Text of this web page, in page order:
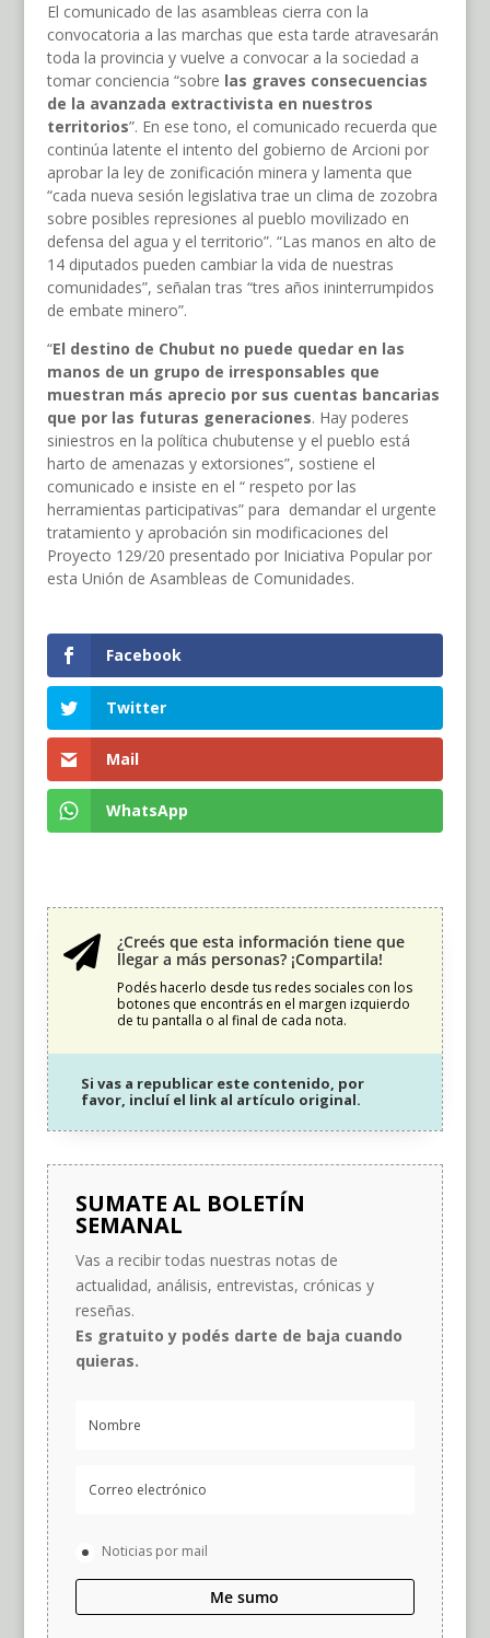
El comunicado de las asambleas cierra con la
convocatoria a las marchas que esta tarde atravesarán
toda la provincia y vuelve a convocar a la sociedad a
tomar conciencia “sobre las graves consecuencias
de la avanzada extractivista en nuestros
territorios”. En ese tono, el comunicado recuerda que
continúa latente el intento del gobierno de Arcioni por
aprobar la ley de zonificación minera y lamenta que
“cada nueva sesión legislativa trae un clima de zozobra
sobre posibles represiones al pueblo movilizado en
defensa del agua y el territorio”. “Las manos en alto de
14 diputados pueden cambiar la vida de nuestras
comunidades”, señalan tras “tres años ininterrumpidos
de embate minero”.
“El destino de Chubut no puede quedar en las
manos de un grupo de irresponsables que
muestran más aprecio por sus cuentas bancarias
que por las futuras generaciones. Hay poderes
siniestros en la política chubutense y el pueblo está
harto de amenazas y extorsiones”, sostiene el
comunicado e insiste en el “ respeto por las
herramientas participativas” para demandar el urgente
tratamiento y aprobación sin modificaciones del
Proyecto 129/20 presentado por Iniciativa Popular por
esta Unión de Asambleas de Comunidades.
Facebook
Twitter
Mail
WhatsApp

¿Creés que esta información tiene que
llegar a más personas? ¡Compartila!
Podés hacerlo desde tus redes sociales con los
botones que encontrás en el margen izquierdo
de tu pantalla o al final de cada nota.
Si vas a republicar este contenido, por
favor, incluí el link al artículo original.
SUMATE AL BOLETÍN
SEMANAL
Vas a recibir todas nuestras notas de
actualidad, análisis, entrevistas, crónicas y
reseñas.
Es gratuito y podés darte de baja cuando
quieras.
Noticias por mail
Me sumo